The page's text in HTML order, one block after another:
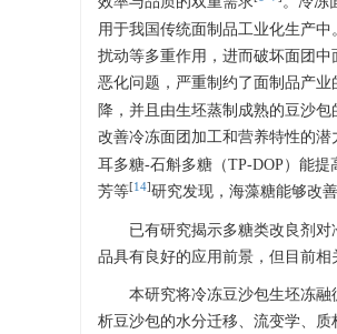
用于我国传统面制品工业化生产
扰动等多重作用，进而破坏面团
恶化问题，严重制约了面制品产业
降，并且由生坯蒸制成熟的豆沙
改善冷冻面团加工和营养特性的
耳多糖-石斛多糖（TP-DOP）能
芳等[14]研究发现，海藻糖能够改
已有研究揭示多糖类改良剂
品具有良好的应用前景，但目前相
本研究将冷冻豆沙包生坯冻
析豆沙包的水分迁移、流变学、